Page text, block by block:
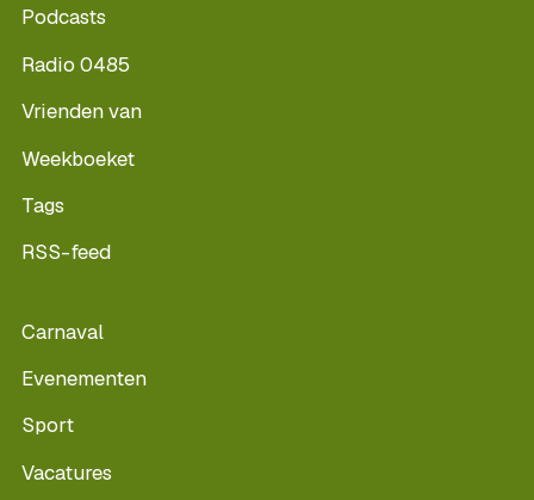
Podcasts
Radio 0485
Vrienden van
Weekboeket
Tags
RSS-feed
Carnaval
Evenementen
Sport
Vacatures